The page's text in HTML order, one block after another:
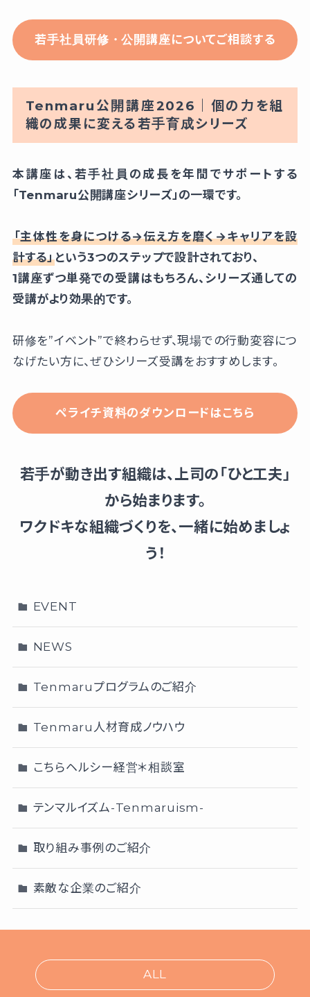
若手社員研修・公開講座についてご相談する
Tenmaru公開講座2026｜個の力を組
織の成果に変える若手育成シリーズ
本講座は、若手社員の成長を年間でサポートする
「Tenmaru公開講座シリーズ」の一環です。
「主体性を身につける→伝え方を磨く→キャリアを設
計する」という3つのステップで設計されており、
1講座ずつ単発での受講はもちろん、シリーズ通しての
受講がより効果的です。
研修を”イベント”で終わらせず、現場での行動変容につ
なげたい方に、ぜひシリーズ受講をおすすめします。
ペライチ資料のダウンロードはこちら
若手が動き出す組織は、上司の「ひと工夫」
から始まります。
ワクドキな組織づくりを、一緒に始めましょ
う！
EVENT
NEWS
Tenmaruプログラムのご紹介
Tenmaru人材育成ノウハウ
こちらヘルシー経営＊相談室
テンマルイズム-Tenmaruism-
取り組み事例のご紹介
素敵な企業のご紹介
ALL